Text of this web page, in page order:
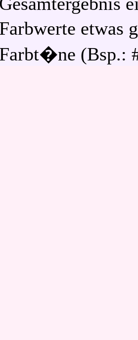
Farbwerte
Farbt�ne (Bsp.: